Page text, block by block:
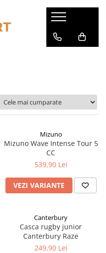
Mizuno
Mizuno Wave Intense Tour 5
CC
539,90 Lei
VEZI VARIANTE
Canterbury
Casca rugby junior
Canterbury Raze
249,90 Lei